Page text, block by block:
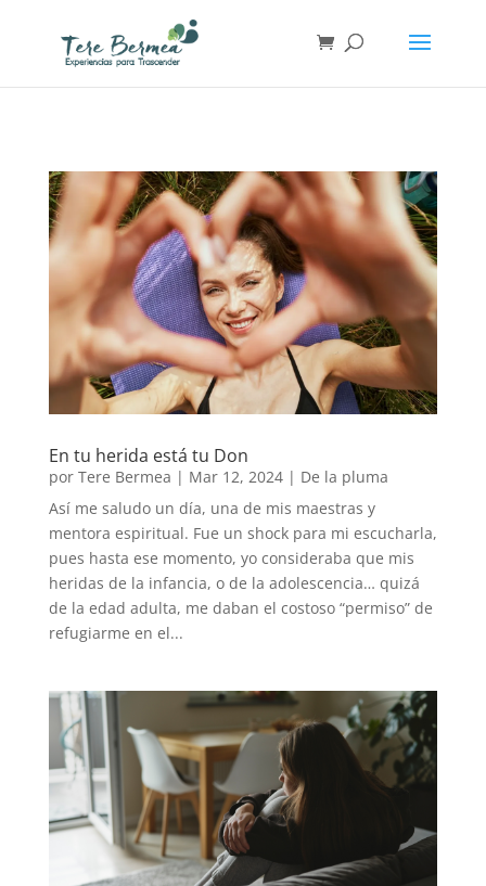
En tu herida está tu Don
por Tere Bermea | Mar 12, 2024| De la pluma
Así me saludo un día, una de mis maestras y
mentora espiritual. Fue un shock para mi escucharla,
pues hasta ese momento, yo consideraba que mis
heridas de la infancia, o de la adolescencia… quizá
de la edad adulta, me daban el costoso “permiso” de
refugiarme en el...